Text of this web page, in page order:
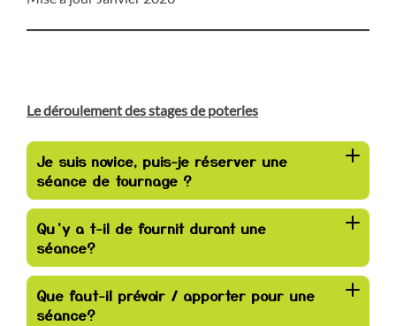
Le déroulement des stages de poteries
Je suis novice, puis-je réserver une
séance de tournage ?
Qu’y a t-il de fournit durant une
séance?
Que faut-il prévoir / apporter pour une
séance?